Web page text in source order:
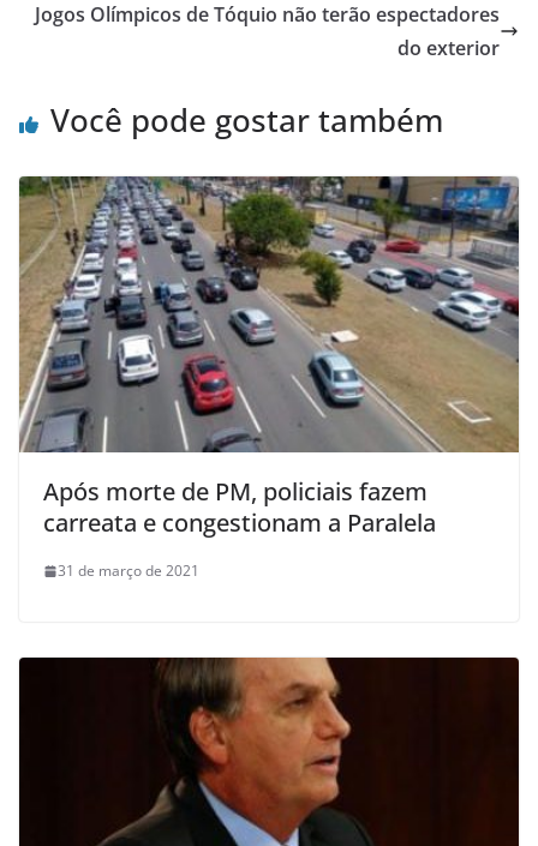
Jogos Olímpicos de Tóquio não terão espectadores
do exterior
Você pode gostar também
Após morte de PM, policiais fazem
carreata e congestionam a Paralela
31 de março de 2021